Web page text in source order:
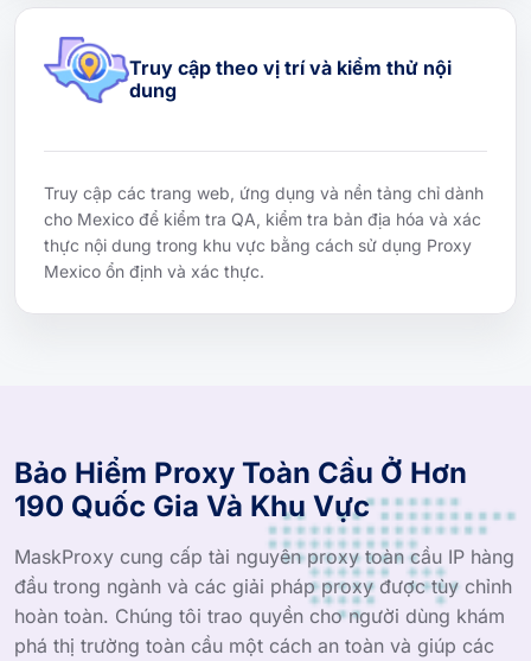
Truy cập theo vị trí và kiểm thử nội
dung
Truy cập các trang web, ứng dụng và nền tảng chỉ dành
cho Mexico để kiểm tra QA, kiểm tra bản địa hóa và xác
thực nội dung trong khu vực bằng cách sử dụng Proxy
Mexico ổn định và xác thực.
Bảo Hiểm Proxy Toàn Cầu Ở Hơn
190 Quốc Gia Và Khu Vực
MaskProxy cung cấp tài nguyên proxy toàn cầu IP hàng
đầu trong ngành và các giải pháp proxy được tùy chỉnh
hoàn toàn. Chúng tôi trao quyền cho người dùng khám
phá thị trường toàn cầu một cách an toàn và giúp các